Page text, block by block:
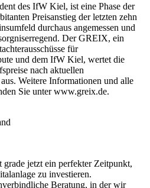
des IfW Kiel, ist eine Phase der
Preisanstieg der letzten zehn
durchaus angemessen und
Der GREIX, ein
für
und dem IfW Kiel, wertet die
nach aktuellen
Weitere Informationen und alle
Sie unter www.greix.de.
grade jetzt ein perfekter Zeitpunkt,
zu investieren.
Beratung, in der wir